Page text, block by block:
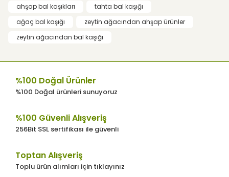
görüntülenemiyor.
Ürün açıklamasında eksik bilgiler
Ürün fiyatı diğer sitelerden daha pahalı.
Bu ürüne benzer farklı alternatifler olmalı.
Gönder
ahşap bal kaşıkları
tahta bal kaşığı
ağaç bal kaşığı
zeytin ağacından ahşap ürünler
zeytin ağacından bal kaşığı
%100 Doğal Ürünler
%100 Doğal ürünleri sunuyoruz
%100 Güvenli Alışveriş
256Bit SSL sertifikası ile güvenli
Toptan Alışveriş
Toplu ürün alımları için tıklayınız